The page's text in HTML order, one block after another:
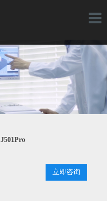
Toggle
J501Pro
立即咨询